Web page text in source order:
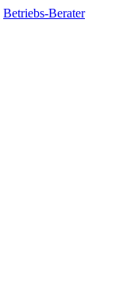
Betriebs-Berater